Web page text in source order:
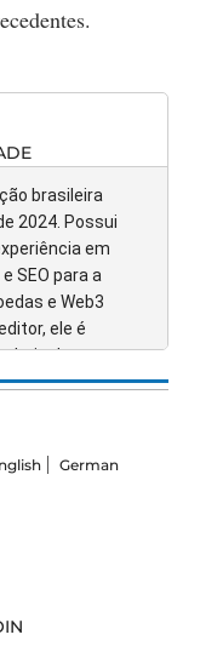
brasileira
2024. Possui
em
SEO para a
e Web3
ele é
dos
sua revisão e
a extinta
de
o público
nos estágios
foco em sua
German